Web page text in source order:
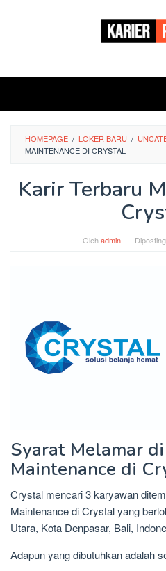
HOMEPAGE / LOKER BARU /
MAINTENANCE DI CRYSTAL
Karir Terbaru
Olehadmin
Syarat Melamar di
Maintenance di
Crystal mencari 3 karyawan
Maintenance di Crystal yang
Utara, Kota Denpasar, Bali,
Adapun yang dibutuhkan adalah